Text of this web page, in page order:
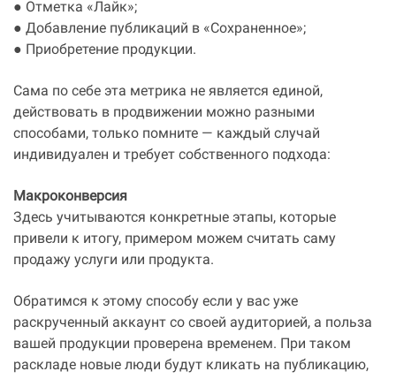
● Отметка «Лайк»;
● Добавление публикаций в «Сохраненное»;
● Приобретение продукции.
Сама по себе эта метрика не является единой,
действовать в продвижении можно разными
способами, только помните — каждый случай
индивидуален и требует собственного подхода:
Макроконверсия
Здесь учитываются конкретные этапы, которые
привели к итогу, примером можем считать саму
продажу услуги или продукта.
Обратимся к этому способу если у вас уже
раскрученный аккаунт со своей аудиторией, а польза
вашей продукции проверена временем. При таком
раскладе новые люди будут кликать на публикацию,